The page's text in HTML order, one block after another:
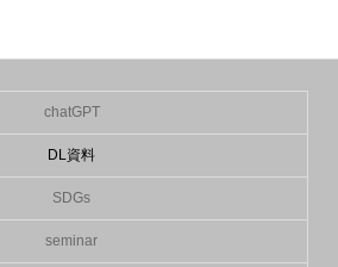
chatGPT
DL資料
SDGs
seminar